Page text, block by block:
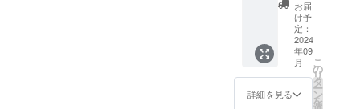
たいと
思って
くださ
る皆さ
まのお
気持ち
を、コ
ンサー
リーン
にあな
たの応
援メッ
セージ
を投影
ます！
なでコ
ンサー
トを楽
しんで
ね！〇
〇よ
ど ＊支
る皆さ
まのお
気持ち
を、コ
ンサー
ト来場
もたち
る皆さ
まのお
気持ち
を、コ
ンサー
ト来場
の子ど
もたち
ちらの
リター
ン品は
プロ
ジェク
ト終了
後制作
に入り
ユー
フォニ
ウム奏
者照喜
名俊典
の出
前 金
管楽器
お届
け予
定：
2024
年09
月
詳細を見る
こ
の
リ
タ
ー
ン
を